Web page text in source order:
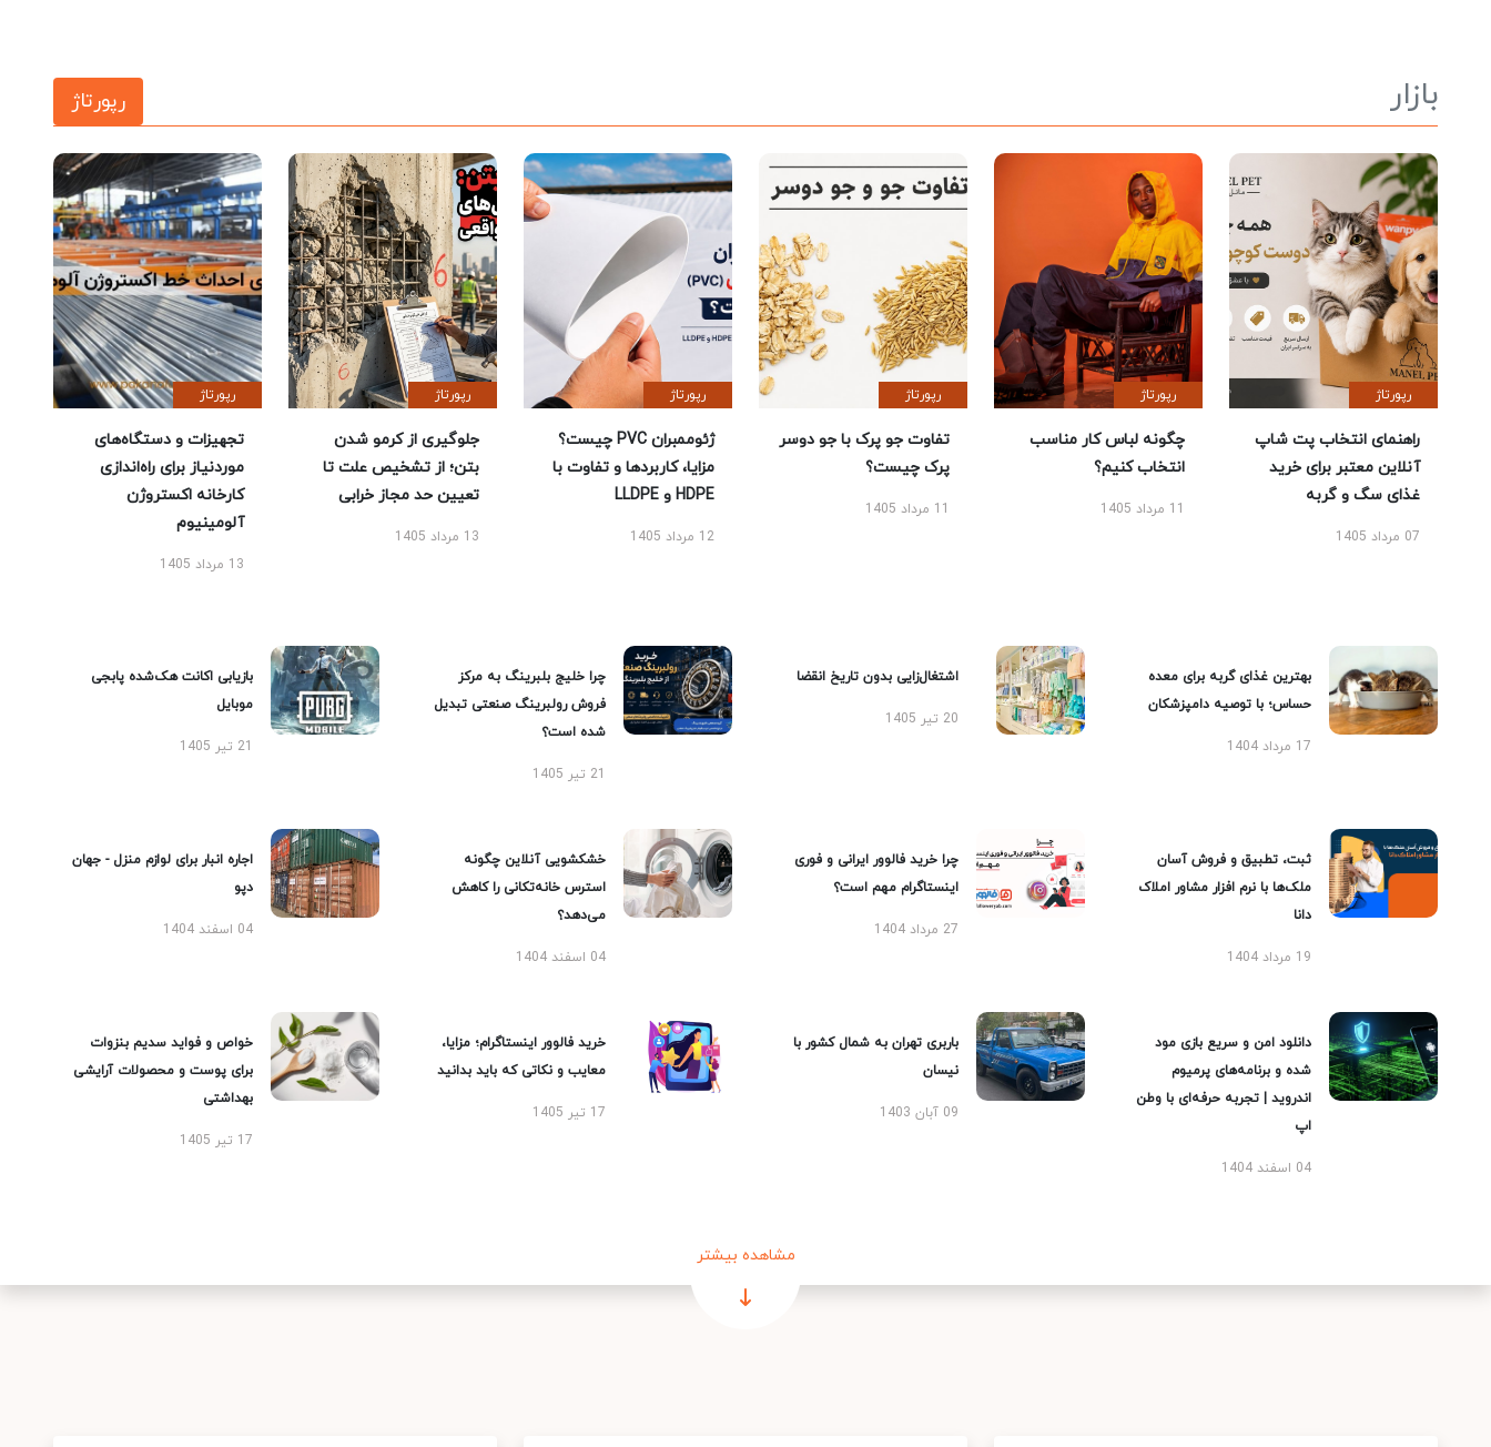
بازار رپورتاژ
رپورتاژ
راهنمای انتخاب پت شاپ
آنلاین معتبر برای خرید
غذای سگ و گربه
07 مرداد 1405
رپورتاژ
چگونه لباس کار مناسب
انتخاب کنیم؟
11 مرداد 1405
رپورتاژ
تفاوت جو پرک با جو دوسر
پرک چیست؟
11 مرداد 1405
رپورتاژ
ژئوممبران PVC چیست؟
مزایا، کاربردها و تفاوت با
HDPE و LLDPE
12 مرداد 1405
رپورتاژ
جلوگیری از کرمو شدن
بتن؛ از تشخیص علت تا
تعیین حد مجاز خرابی
13 مرداد 1405
رپورتاژ
تجهیزات و دستگاه‌های
موردنیاز برای راه‌اندازی
کارخانه اکستروژن
آلومینیوم
13 مرداد 1405
بهترین غذای گربه برای معده
حساس؛ با توصیه دامپزشکان
17 مرداد 1404
اشتغال‌زایی بدون تاریخ انقضا
20 تیر 1405
چرا خلیج بلبرینگ به مرکز
فروش رولبرینگ صنعتی تبدیل
شده است؟
21 تیر 1405
بازیابی اکانت هک‌شده پابجی
موبایل
21 تیر 1405
ثبت، تطبیق و فروش آسان
ملک‌ها با نرم افزار مشاور املاک
دانا
19 مرداد 1404
چرا خرید فالوور ایرانی و فوری
اینستاگرام مهم است؟
27 مرداد 1404
خشکشویی آنلاین چگونه
استرس خانه‌تکانی را کاهش
می‌دهد؟
04 اسفند 1404
اجاره انبار برای لوازم منزل - جهان
دپو
04 اسفند 1404
دانلود امن و سریع بازی مود
شده و برنامه‌های پرمیوم
اندروید | تجربه حرفه‌ای با وطن
اپ
04 اسفند 1404
باربری تهران به شمال کشور با
نیسان
09 آبان 1403
خرید فالوور اینستاگرام؛ مزایا،
معایب و نکاتی که باید بدانید
17 تیر 1405
خواص و فواید سدیم بنزوات
برای پوست و محصولات آرایشی
بهداشتی
17 تیر 1405
مشاهده بیشتر